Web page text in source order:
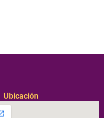
Ubicación